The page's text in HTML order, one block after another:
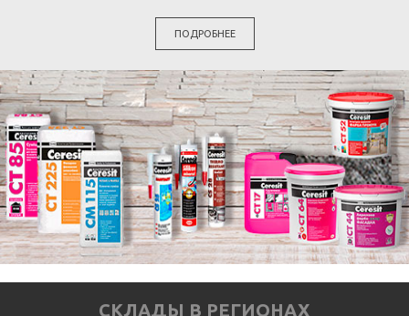
ПОДРОБНЕЕ
СКЛАДЫ В РЕГИОНАХ